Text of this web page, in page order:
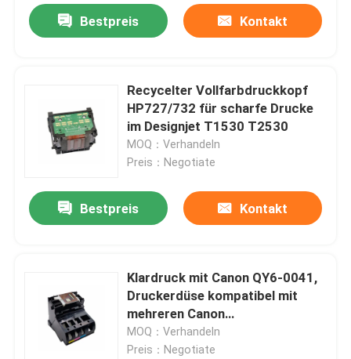
Produkte
Bestpreis Kontakt
Recycelter Vollfarbdruckkopf
HP727/732 für scharfe Drucke
im Designjet T1530 T2530
MOQ：Verhandeln
Preis：Negotiate
Bestpreis Kontakt
Klardruck mit Canon QY6-0041,
Druckerdüse kompatibel mit
mehreren Canon
Druckermodellen
MOQ：Verhandeln
Preis：Negotiate